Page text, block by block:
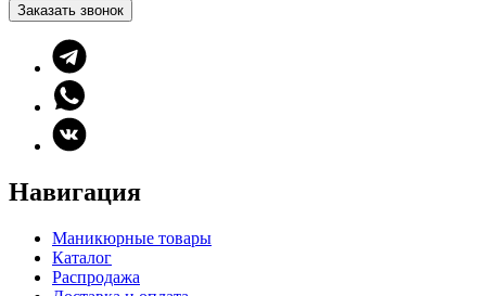
Заказать звонок
Навигация
Маникюрные товары
Каталог
Распродажа